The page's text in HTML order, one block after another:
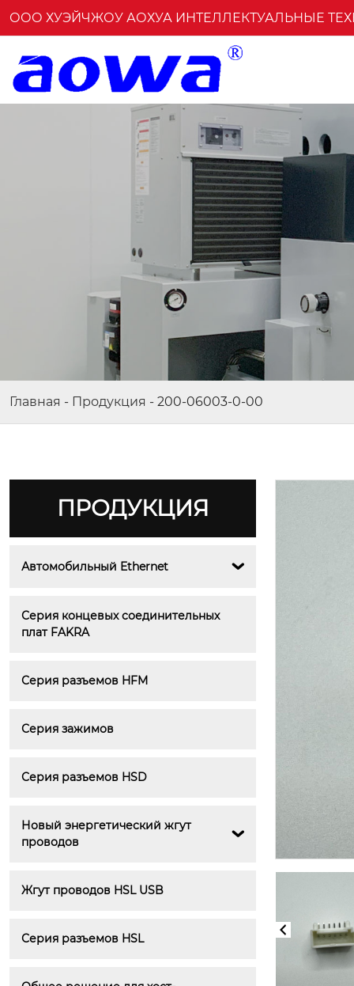
ООО ХУЭЙЧЖОУ АОХУА ИНТЕЛЛЕКТУАЛЬНЫЕ
Главная - Продукция - 200-06003-0-00
ПРОДУКЦИЯ
Автомобильный Ethernet 
Серия концевых соединительных
плат FAKRA
Серия разъемов HFM
Серия зажимов
Серия разъемов HSD
Новый энергетический жгут
проводов

Жгут проводов HSL USB
Серия разъемов HSL